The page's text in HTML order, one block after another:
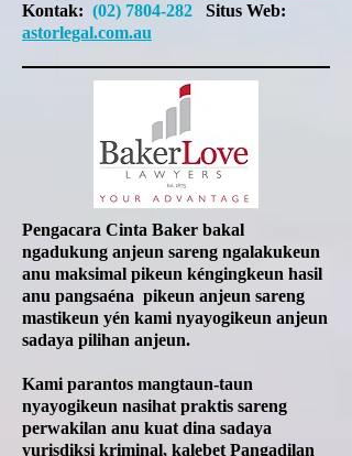
Kontak: (02) 7804-282
Situs Web:
astorlegal.com.au
Pengacara Cinta Baker bakal
ngadukung anjeun sareng ngalakukeun
anu maksimal pikeun kéngingkeun hasil
anu pangsaéna pikeun anjeun sareng
mastikeun yén kami nyayogikeun anjeun
sadaya pilihan anjeun.
Kami parantos mangtaun-taun
nyayogikeun nasihat praktis sareng
perwakilan anu kuat dina sadaya
yurisdiksi kriminal, kalebet Pangadilan